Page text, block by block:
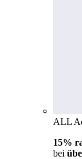
ALL
15%
bei